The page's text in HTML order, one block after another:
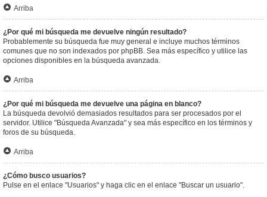
Arriba
¿Por qué mi búsqueda me devuelve ningún resultado?
Probablemente su búsqueda fue muy general e incluye muchos términos
comunes que no son indexados por phpBB. Sea más específico y utilice las
opciones disponibles en la búsqueda avanzada.
Arriba
¿Por qué mi búsqueda me devuelve una página en blanco?
La búsqueda devolvió demasiados resultados para ser procesados por el
servidor. Utilice "Búsqueda Avanzada" y sea más específico en los términos y
foros de su búsqueda.
Arriba
¿Cómo busco usuarios?
Pulse en el enlace "Usuarios" y haga clic en el enlace "Buscar un usuario".